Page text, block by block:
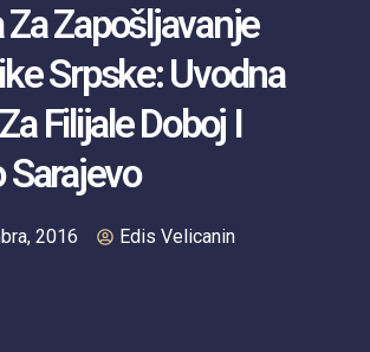
Za Zapošljavanje
Srpske: Uvodna
Filijale Doboj I
Sarajevo
2016 Edis Velicanin